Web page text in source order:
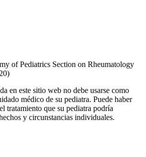
of Pediatrics Section on Rheumatology
en este sitio web no debe usarse como
médico de su pediatra. Puede haber
tratamiento que su pediatra podría
y circunstancias individuales.